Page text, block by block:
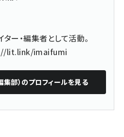
ー・編集者として活動。
lit.link/imaifumi
部） のプロフィールを見る